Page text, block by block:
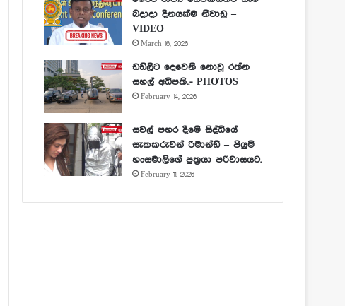
බදාදා දිනයක්ම නිවාඩු –
VIDEO
March 16, 2026
ඩඩ්ලිට දෙවෙනි නොවූ රත්න
සහල් අධිපති..- PHOTOS
February 14, 2026
සවල් පහර දීමේ සිද්ධියේ
සැකකරුවන් රිමාන්ඩ් – පියුමි
හංසමාලිගේ පුත්‍රයා පරිවාසයට.
February 11, 2026